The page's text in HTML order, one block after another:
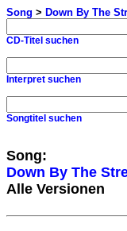
Song > Down By The
CD-Titel suchen
Interpret suchen
Songtitel suchen
Song:
Down By The
Alle Versionen